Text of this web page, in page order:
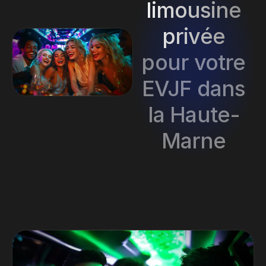
limousine
privée
pour votre
EVJF dans
la Haute-
Marne